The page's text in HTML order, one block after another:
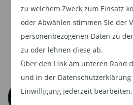
zu welchem Zweck zum Einsatz
oder Abwählen stimmen Sie der
personenbezogenen Daten zu
zu oder lehnen diese ab.
Über den Link am unteren Rand
und in der Datenschutzerklärung
Einwilligung jederzeit bearbeiten.
Die bislang beneidenswerte
britischen und
mitnichten auf
und stimmen unserer
zu.
Weiter